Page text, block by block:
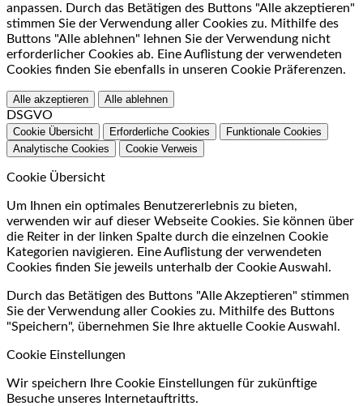
anpassen. Durch das Betätigen des Buttons "Alle akzeptieren"
stimmen Sie der Verwendung aller Cookies zu. Mithilfe des
Buttons "Alle ablehnen" lehnen Sie der Verwendung nicht
erforderlicher Cookies ab. Eine Auflistung der verwendeten
Cookies finden Sie ebenfalls in unseren Cookie Präferenzen.
Alle akzeptieren Alle ablehnen
DSGVO
Cookie Übersicht Erforderliche Cookies
Funktionale Cookies
Analytische Cookies
Cookie Verweis
Cookie Übersicht
Um Ihnen ein optimales Benutzererlebnis zu bieten,
verwenden wir auf dieser Webseite Cookies. Sie können über
die Reiter in der linken Spalte durch die einzelnen Cookie
Kategorien navigieren. Eine Auflistung der verwendeten
Cookies finden Sie jeweils unterhalb der Cookie Auswahl.
Durch das Betätigen des Buttons "Alle Akzeptieren" stimmen
Sie der Verwendung aller Cookies zu. Mithilfe des Buttons
"Speichern", übernehmen Sie Ihre aktuelle Cookie Auswahl.
Cookie Einstellungen
Wir speichern Ihre Cookie Einstellungen für zukünftige
Besuche unseres Internetauftritts.